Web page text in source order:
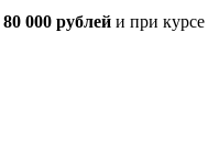
80 000 рублей и при курсе